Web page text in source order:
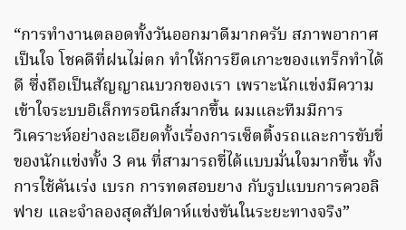
“การทำงานตลอดทั้งวันออกมาดีมากครับ สภาพอากาศ
เป็นใจ โชคดีที่ฝนไม่ตก ทำให้การยึดเกาะของแทร็กทำได้
ดี ซึ่งถือเป็นสัญญาณบวกของเรา เพราะนักแข่งมีความ
เข้าใจระบบอิเล็กทรอนิกส์มากขึ้น ผมและทีมมีการ
วิเคราะห์อย่างละเอียดทั้งเรื่องการเซ็ตติ้งรถและการขับขี่
ของนักแข่งทั้ง 3 คน ที่สามารถขี่ได้แบบมั่นใจมากขึ้น ทั้ง
การใช้คันเร่ง เบรก การทดสอบยาง กับรูปแบบการควอลิ
ฟาย และจำลองสุดสัปดาห์แข่งขันในระยะทางจริง”